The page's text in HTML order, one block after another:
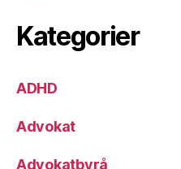
Kategorier
ADHD
Advokat
Advokatbyrå